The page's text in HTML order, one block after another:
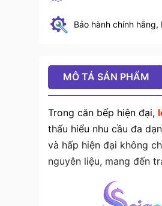
Bảo hành chính
MÔ TẢ SẢN PHẨM
Trong căn bếp hiện đại,
thấu hiểu nhu cầu đa
và hấp hiện đại không
nguyên liệu, mang đến